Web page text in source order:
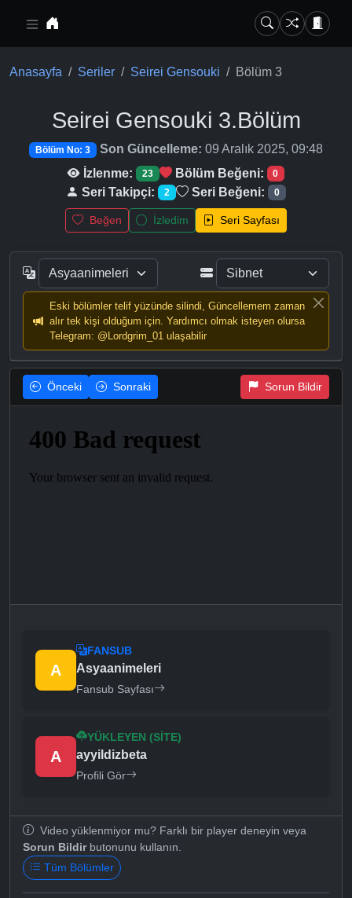
Anasayfa Seriler Seirei Gensouki Bölüm 3
Seirei Gensouki 3.Bölüm
Bölüm No: 3 Son Güncelleme: 09 Aralık 2025, 09:48
İzlenme:
23 Bölüm Beğeni: 0
Seri Takipçi: 2 Seri Beğeni: 0
Beğen İzledim Seri Sayfası
Eski bölümler telif yüzünde silindi, Güncellemem zaman
alır tek kişi olduğum için. Yardımcı olmak isteyen olursa
Telegram: @Lordgrim_01 ulaşabilir
Önceki Sonraki Sorun Bildir
A
FANSUB
Asyaanimeleri
Fansub Sayfası
A
YÜKLEYEN (SITE)
ayyildizbeta
Profili Gör
Video yüklenmiyor mu? Farklı bir player deneyin veya
Sorun Bildirbutonunu kullanın.
Tüm Bölümler